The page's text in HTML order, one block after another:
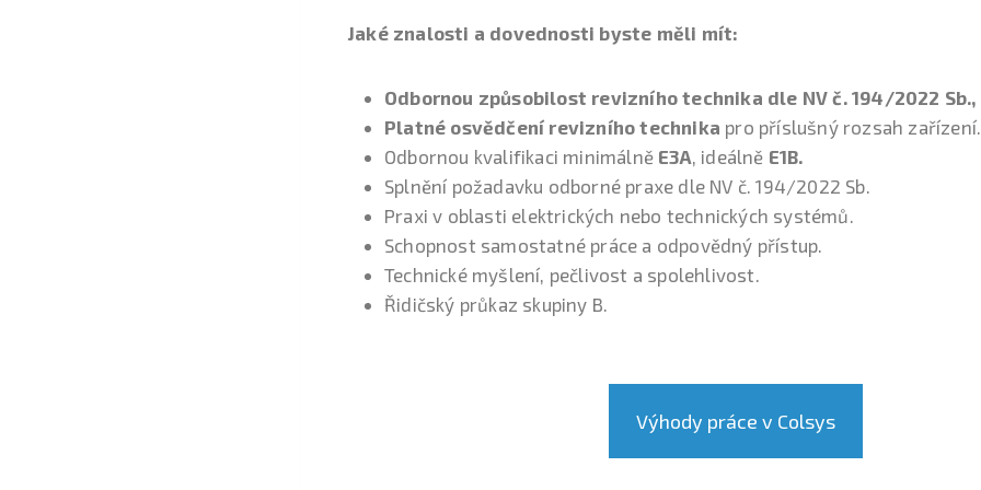
Jaké znalosti a dovednosti byste měli mít:
Odbornou způsobilost revizního technika dle NV č. 194/2022 Sb.,
Platné osvědčení revizního technika pro příslušný rozsah zařízení.
Odbornou kvalifikaci minimálně E3A, ideálně E1B.
Splnění požadavku odborné praxe dle NV č. 194/2022 Sb.
Praxi v oblasti elektrických nebo technických systémů.
Schopnost samostatné práce a odpovědný přístup.
Technické myšlení, pečlivost a spolehlivost.
Řidičský průkaz skupiny B.
Výhody práce v Colsys